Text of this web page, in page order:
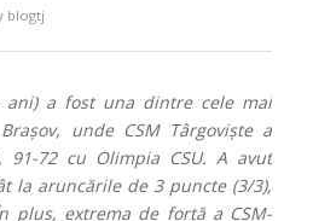
blogtj
ani) a fost una dintre cele mai
unde CSM Târgoviște a
72 cu Olimpia CSU. A avut
la aruncările de 3 puncte (3/3),
plus, extrema de forță a CSM-